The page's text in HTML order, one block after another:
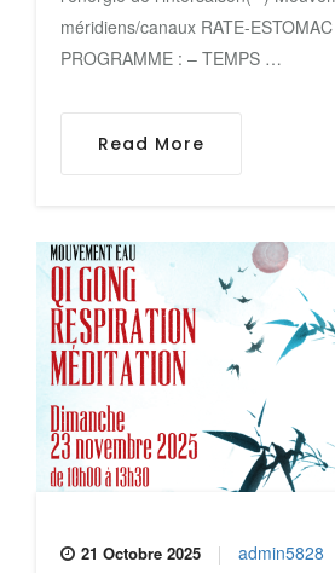
méridiens/canaux RATE-
PROGRAMME : – TEMPS …
Read More
21 Octobre 2025 admin5828